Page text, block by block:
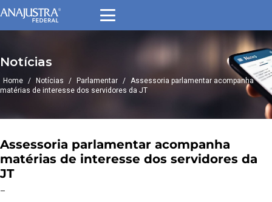
Notícias
Home / Notícias / Parlamentar / Assessoria parlamentar acompanha
matérias de interesse dos servidores da JT
Assessoria parlamentar acompanha
matérias de interesse dos servidores da
JT
–